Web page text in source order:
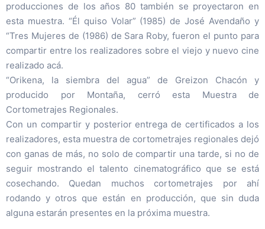
producciones de los años 80 también se proyectaron en
esta muestra. “Él quiso Volar” (1985) de José Avendaño y
“Tres Mujeres de (1986) de Sara Roby, fueron el punto para
compartir entre los realizadores sobre el viejo y nuevo cine
realizado acá.
“Orikena, la siembra del agua” de Greizon Chacón y
producido por Montaña, cerró esta Muestra de
Cortometrajes Regionales.
Con un compartir y posterior entrega de certificados a los
realizadores, esta muestra de cortometrajes regionales dejó
con ganas de más, no solo de compartir una tarde, si no de
seguir mostrando el talento cinematográfico que se está
cosechando. Quedan muchos cortometrajes por ahí
rodando y otros que están en producción, que sin duda
alguna estarán presentes en la próxima muestra.